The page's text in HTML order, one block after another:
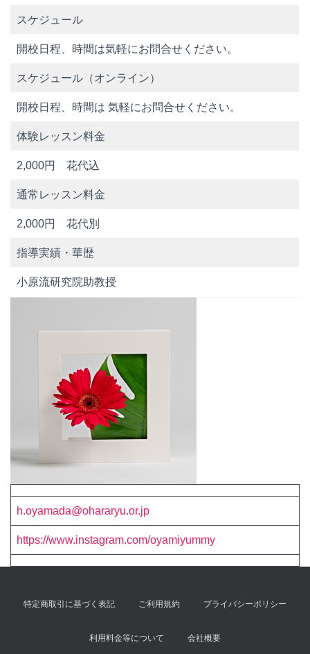
スケジュール
開校日程、時間は気軽にお問合せください。
スケジュール（オンライン）
開校日程、時間は 気軽にお問合せください。
体験レッスン料金
2,000円 花代込
通常レッスン料金
2,000円 花代別
指導実績・華歴
小原流研究院助教授
h.oyamada@ohararyu.or.jp
https://www.instagram.com/oyamiyummy
特定商取引に基づく表記 ご利用規約 プライバシーポリシー
利用料金等について 会社概要